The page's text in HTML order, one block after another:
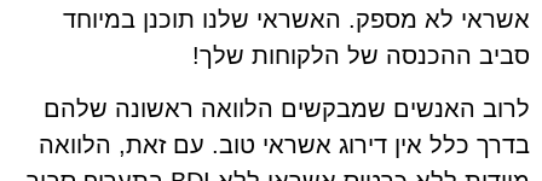
אשראי לא מספק. האשראי שלנו תוכנן במיוחד
סביב ההכנסה של הלקוחות שלך!
לרוב האנשים שמבקשים הלוואה ראשונה שלהם
בדרך כלל אין דירוג אשראי טוב. עם זאת, הלוואה